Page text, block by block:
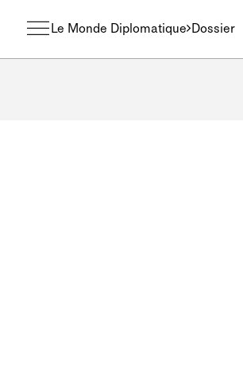
Le Monde Diplomatique Dossier